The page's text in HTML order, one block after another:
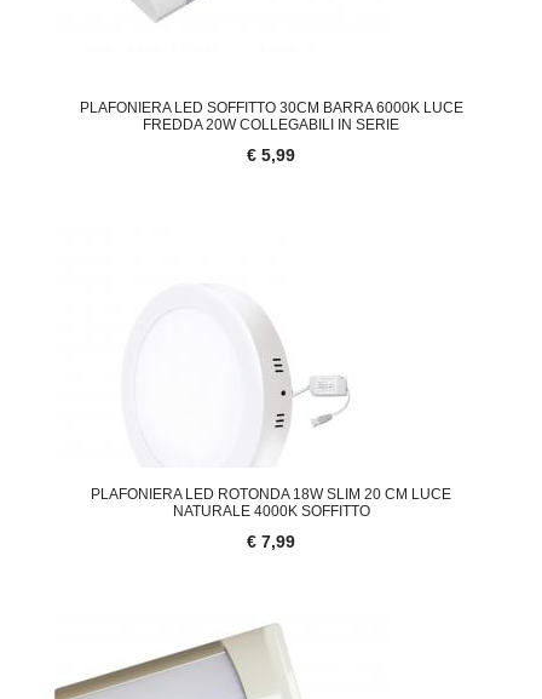
PLAFONIERA LED SOFFITTO 30CM BARRA 6000K LUCE
FREDDA 20W COLLEGABILI IN SERIE
€ 5,99
PLAFONIERA LED ROTONDA 18W SLIM 20 CM LUCE
NATURALE 4000K SOFFITTO
€ 7,99